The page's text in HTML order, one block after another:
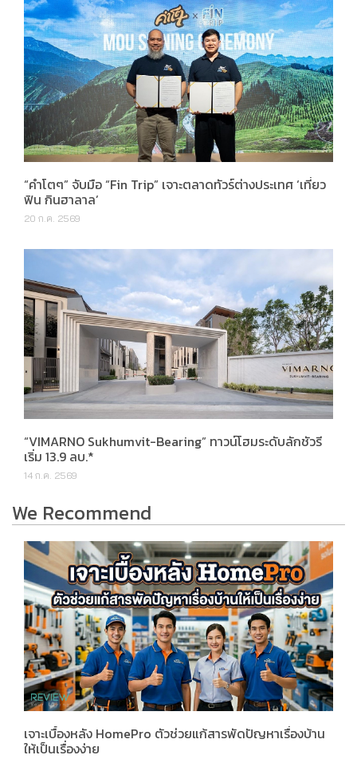
“คำโตๆ” จับมือ “Fin Trip” เจาะตลาดทัวร์ต่างประเทศ ‘เที่ยว
ฟิน กินฮาลาล’
20 ก.ค. 2569
“VIMARNO Sukhumvit-Bearing” ทาวน์โฮมระดับลักชัวรี
เริ่ม 13.9 ลบ.*
14 ก.ค. 2569
We Recommend
เจาะเบื้องหลัง HomePro ตัวช่วยแก้สารพัดปัญหาเรื่องบ้าน
ให้เป็นเรื่องง่าย